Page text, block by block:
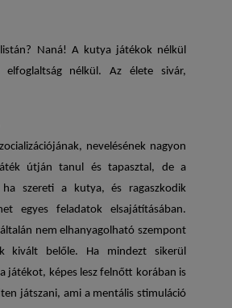
Naná! A kutya játékoknélkül
nélkül. Az élete sivár,
nevelésének nagyon
útján tanul és tapasztal, de a
szereti a kutya, és ragaszkodik
egyes feladatok elsajátításában.
nem elhanyagolható szempont
belőle. Ha mindezt sikerül
játékot, képes lesz felnőtt korában is
játszani, ami a mentális stimuláció